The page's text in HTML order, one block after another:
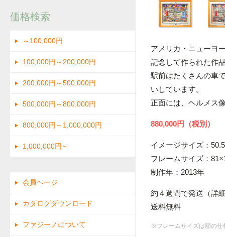
アメリカ・ニューヨ
記念して作られた作
駅前はたくさんの車
いしています。
正面には、ヘルメス
880,000円（税別）
イメージサイズ：
フレームサイズ：
制作年：2013年
約４週間で発送（詳
送料無料
※フレームサイズは額の仕
価格検索
～100,000円
100,000円～200,000円
200,000円～500,000円
500,000円～800,000円
800,000円～1,000,000円
1,000,000円～
会員ページ
カタログダウンロード
ファジーノについて